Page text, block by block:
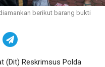
berikut barang bukti
(Dit) Reskrimsus Polda